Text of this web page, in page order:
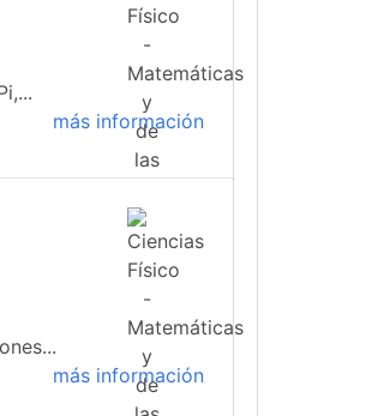
más información
más información